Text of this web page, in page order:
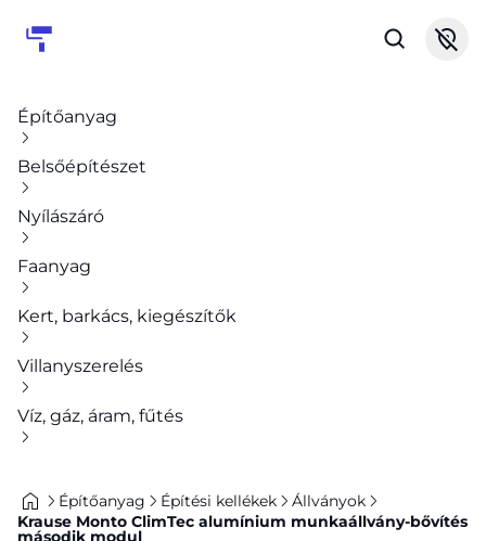
Építőanyag
Belsőépítészet
Nyílászáró
Faanyag
Kert, barkács, kiegészítők
Villanyszerelés
Víz, gáz, áram, fűtés
Építőanyag Építési kellékek
Állványok
Krause Monto ClimTec alumínium munkaállvány-bővítés
második modul